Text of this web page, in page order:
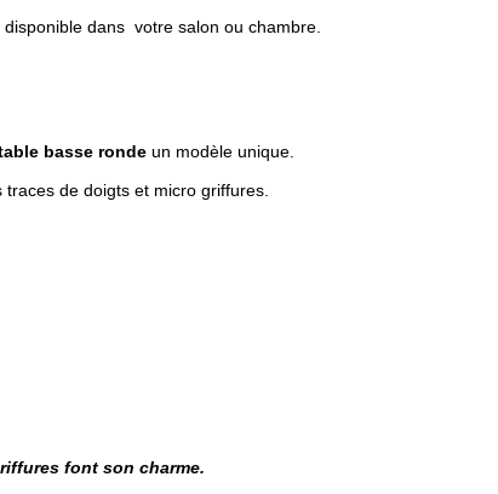
disponible dans votre salon ou chambre.
basse rondeun modèle unique.
de doigts et micro griffures.
font son charme.